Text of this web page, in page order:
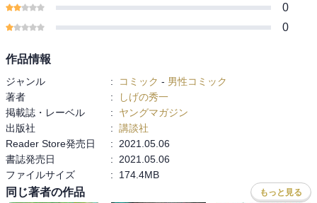
0
0
作品情報
ジャンル : コミック - 男性コミック
著者
:
しげの秀一
掲載誌・レーベル
:
ヤングマガジン
出版社
: 講談社
Reader Store発売日
:
2021.05.06
書誌発売日
:
2021.05.06
ファイルサイズ
: 174.4MB
同じ著者の作品 もっと見る